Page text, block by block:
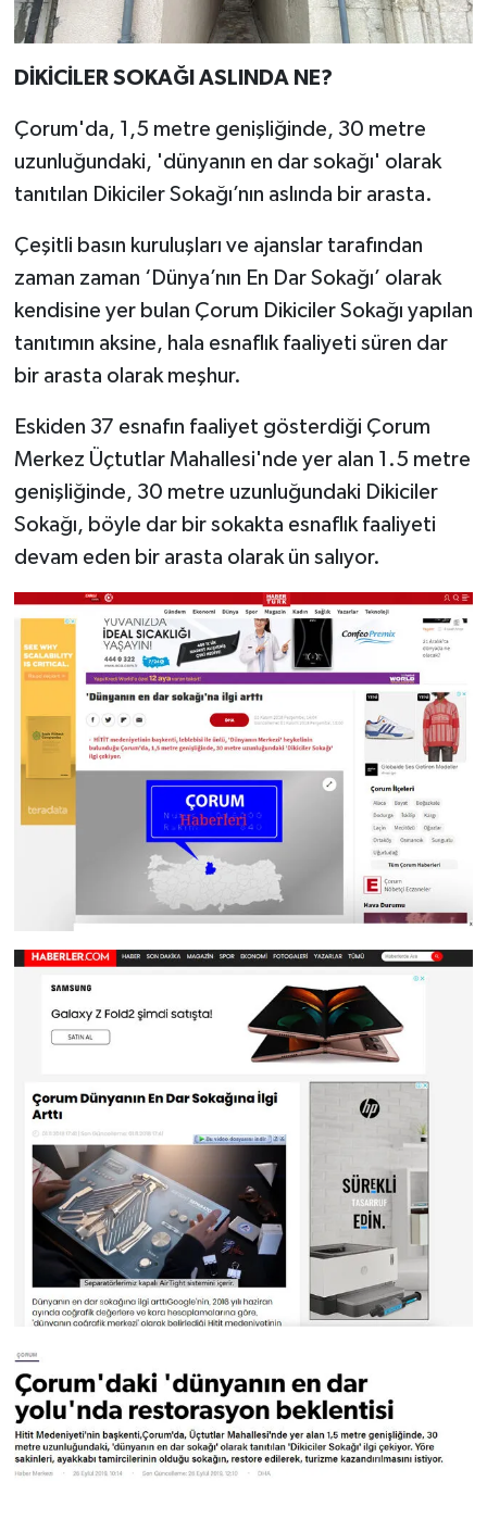
DİKİCİLER SOKAĞI ASLINDA NE?
Çorum'da, 1,5 metre genişliğinde, 30 metre
uzunluğundaki, 'dünyanın en dar sokağı' olarak
tanıtılan Dikiciler Sokağı’nın aslında bir arasta.
Çeşitli basın kuruluşları ve ajanslar tarafından
zaman zaman ‘Dünya’nın En Dar Sokağı’ olarak
kendisine yer bulan Çorum Dikiciler Sokağı yapılan
tanıtımın aksine, hala esnaflık faaliyeti süren dar
bir arasta olarak meşhur.
Eskiden 37 esnafın faaliyet gösterdiği Çorum
Merkez Üçtutlar Mahallesi'nde yer alan 1.5 metre
genişliğinde, 30 metre uzunluğundaki Dikiciler
Sokağı, böyle dar bir sokakta esnaflık faaliyeti
devam eden bir arasta olarak ün salıyor.